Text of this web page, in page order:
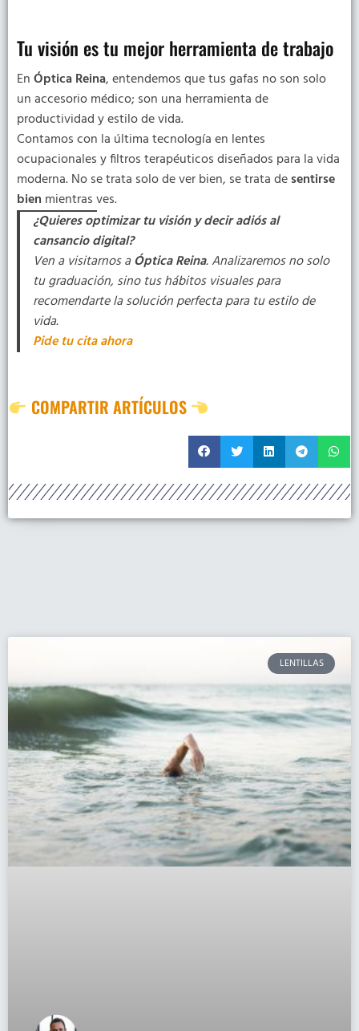
Tu visión es tu mejor herramienta de trabajo
EnÓptica Reina, entendemos que tus gafas no son solo
un accesorio médico; son una herramienta de
productividad y estilo de vida.
Contamos con la última tecnología en lentes
ocupacionales y filtros terapéuticos diseñados para la vida
moderna. No se trata solo de ver bien, se trata desentirse
bien mientras ves.
¿Quieres optimizar tu visión y decir adiós al
cansancio digital?
Ven a visitarnos aÓptica Reina. Analizaremos no solo
tu graduación, sino tus hábitos visuales para
recomendarte la solución perfecta para tu estilo de
vida.
Pide tu cita ahora
COMPARTIR ARTÍCULOS
LENTILLAS